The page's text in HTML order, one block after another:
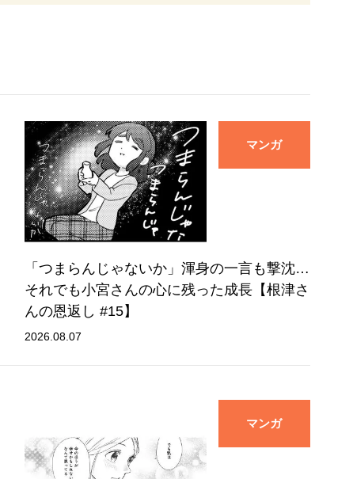
マンガ
「つまらんじゃないか」渾身の一言も撃沈…
それでも小宮さんの心に残った成長【根津さ
んの恩返し #15】
2026.08.07
マンガ